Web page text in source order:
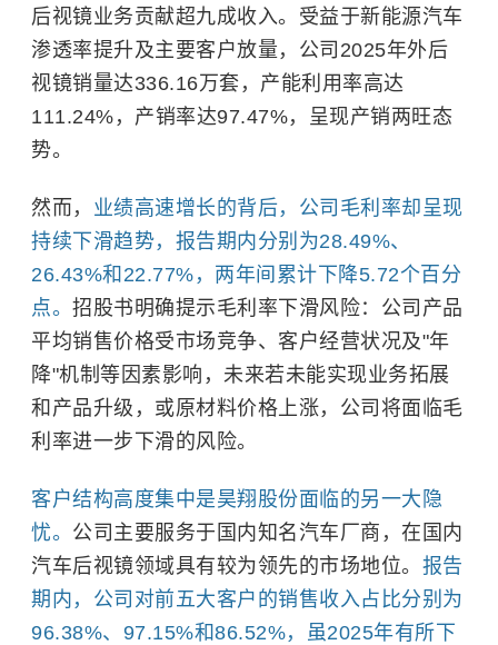
后视镜业务贡献超九成收入。受益于新能源汽车
渗透率提升及主要客户放量，公司2025年外后
视镜销量达336.16万套，产能利用率高达
111.24%，产销率达97.47%，呈现产销两旺态
势。
然而， 业绩高速增长的背后，公司毛利率却呈现
持续下滑趋势，报告期内分别为28.49%、
26.43%和22.77%，两年间累计下降5.72个百分
点。 招股书明确提示毛利率下滑风险：公司产品
平均销售价格受市场竞争、客户经营状况及"年
降"机制等因素影响，未来若未能实现业务拓展
和产品升级，或原材料价格上涨，公司将面临毛
利率进一步下滑的风险。
客户结构高度集中是昊翔股份面临的另一大隐
忧。 公司主要服务于国内知名汽车厂商，在国内
汽车后视镜领域具有较为领先的市场地位。 报告
期内，公司对前五大客户的销售收入占比分别为
96.38%、97.15%和86.52%，虽2025年有所下